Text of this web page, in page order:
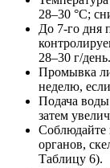
28–30 °C;
До 7-го дня
28–30 г/день.
Промывка
неделю,
Подача
затем
Соблюдайте
органов,
Таблицу 6).